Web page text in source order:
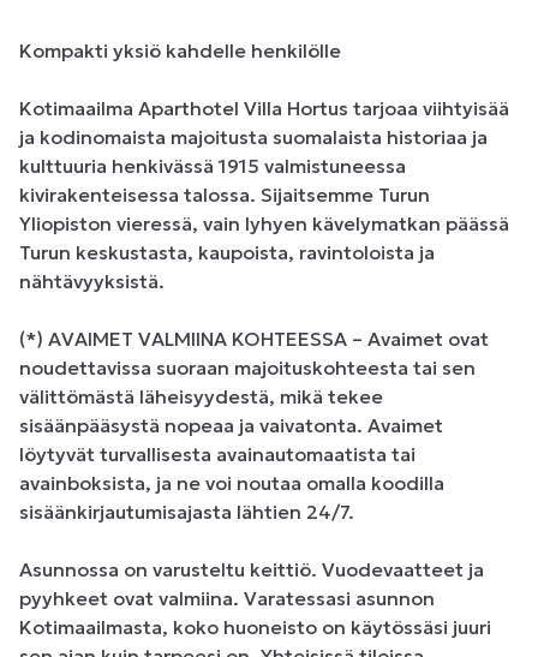
Kompakti yksiö kahdelle henkilölle
Kotimaailma Aparthotel Villa Hortus tarjoaa viihtyisää
ja kodinomaista majoitusta suomalaista historiaa ja
kulttuuria henkivässä 1915 valmistuneessa
kivirakenteisessa talossa. Sijaitsemme Turun
Yliopiston vieressä, vain lyhyen kävelymatkan päässä
Turun keskustasta, kaupoista, ravintoloista ja
nähtävyyksistä.
(*) AVAIMET VALMIINA KOHTEESSA – Avaimet ovat
noudettavissa suoraan majoituskohteesta tai sen
välittömästä läheisyydestä, mikä tekee
sisäänpääsystä nopeaa ja vaivatonta. Avaimet
löytyvät turvallisesta avainautomaatista tai
avainboksista, ja ne voi noutaa omalla koodilla
sisäänkirjautumisajasta lähtien 24/7.
Asunnossa on varusteltu keittiö. Vuodevaatteet ja
pyyhkeet ovat valmiina. Varatessasi asunnon
Kotimaailmasta, koko huoneisto on käytössäsi juuri